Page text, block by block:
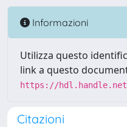
Informazioni
Utilizza questo
link a questo
https://hdl.handle.net/
Citazioni